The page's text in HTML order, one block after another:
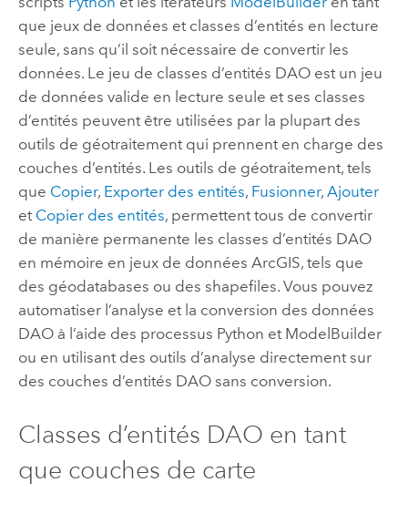
que jeux de données et classes d’entités en lecture
seule, sans qu’il soit nécessaire de convertir les
données. Le jeu de classes d’entités DAO est un jeu
de données valide en lecture seule et ses classes
d’entités peuvent être utilisées par la plupart des
outils de géotraitement qui prennent en charge des
couches d’entités. Les outils de géotraitement, tels
que Copier, Exporter des entités, Fusionner, Ajouter
et Copier des entités, permettent tous de convertir
de manière permanente les classes d’entités DAO
en mémoire en jeux de données ArcGIS, tels que
des géodatabases ou des shapefiles. Vous pouvez
automatiser l’analyse et la conversion des données
DAO à l’aide des processus Python et ModelBuilder
ou en utilisant des outils d’analyse directement sur
des couches d’entités DAO sans conversion.
Classes d’entités DAO en tant
que couches de carte